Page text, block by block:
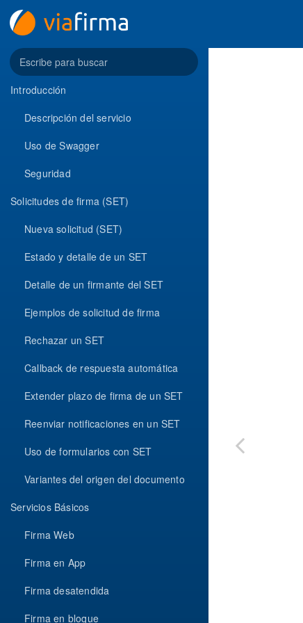
Introducción
Descripción del servicio
Uso de Swagger
Seguridad
Solicitudes de firma (SET)
Nueva solicitud (SET)
Estado y detalle de un SET
Detalle de un firmante del SET
Ejemplos de solicitud de firma
Rechazar un SET
Callback de respuesta automática
Extender plazo de firma de un SET
Reenviar notificaciones en un SET
Uso de formularios con SET
Variantes del origen del documento
Servicios Básicos
Firma Web
Firma en App
Firma desatendida
Firma en bloque